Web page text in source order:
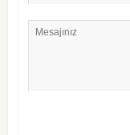
Mesajınız